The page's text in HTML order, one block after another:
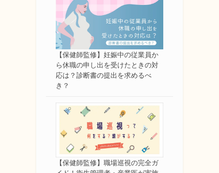
【保健師監修】妊娠中の従業員か
ら休職の申し出を受けたときの対
応は？診断書の提出を求めるべ
き？
【保健師監修】職場巡視の完全ガ